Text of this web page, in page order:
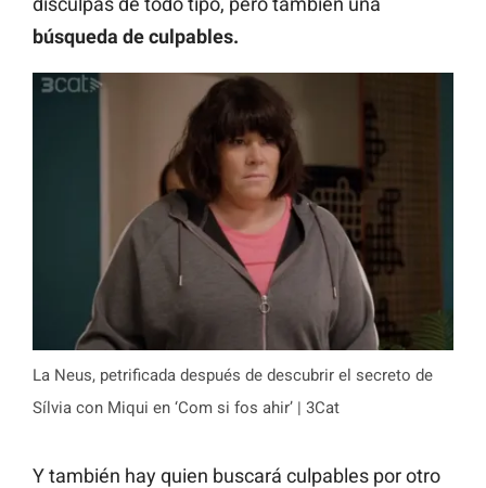
búsqueda de culpables.
La Neus, petrificada después de descubrir el secreto de
Sílvia con Miqui en ‘Com si fos ahir’ | 3Cat
Y también hay quien buscará culpables por otro